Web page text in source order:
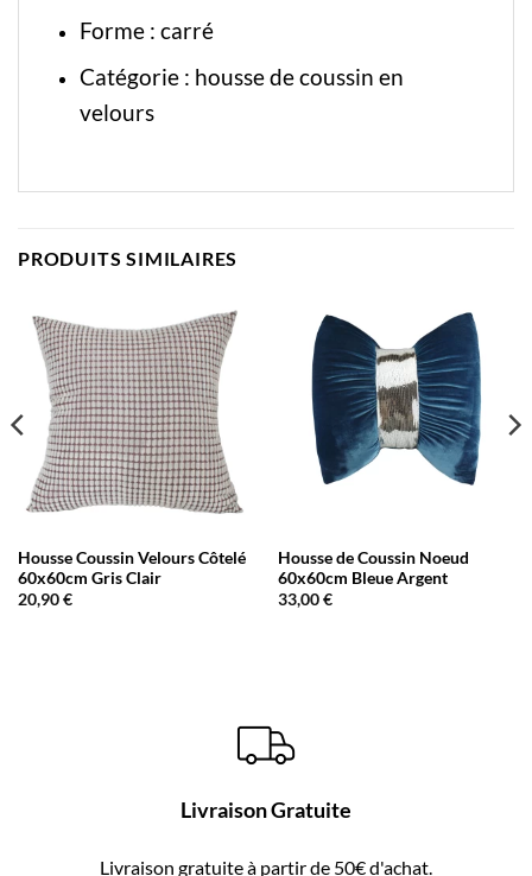
Forme : carré
Catégorie : housse de coussin en
velours
PRODUITS SIMILAIRES
Housse Coussin Velours Côtelé
60x60cm Gris Clair
20,90€
Housse de Coussin Noeud
60x60cm Bleue Argent
33,00€
Livraison Gratuite
Livraison gratuite à partir de 50€ d'achat.